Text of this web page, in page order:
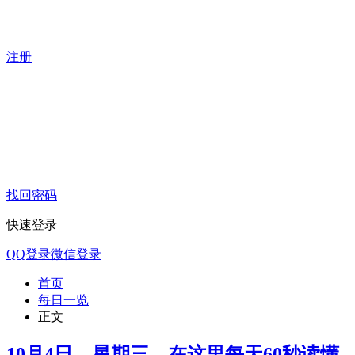
注册
找回密码
快速登录
QQ登录微信登录
首页
每日一览
正文